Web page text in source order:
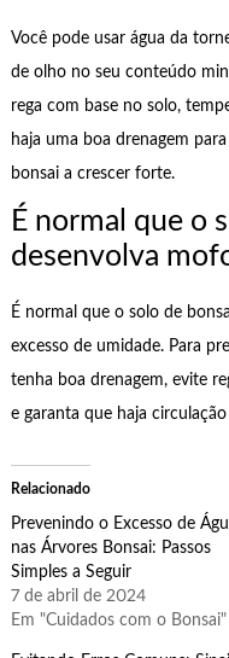
Você pode usar água da
de olho no seu conteúdo
rega com base no solo,
haja uma boa drenagem
bonsai a crescer forte.
É normal que o
desenvolva
É normal que o solo de
excesso de umidade. Para
tenha boa drenagem, evite
e garanta que haja
Relacionado
Prevenindo o Excesso de
nas Árvores Bonsai: Passos
Simples a Seguir
7 de abril de 2024
Em "Cuidados com o Bonsai"